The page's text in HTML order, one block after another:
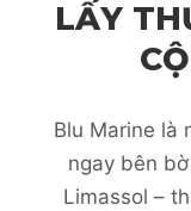
LẤY
Blu Marine là
ngay bên
Limassol –